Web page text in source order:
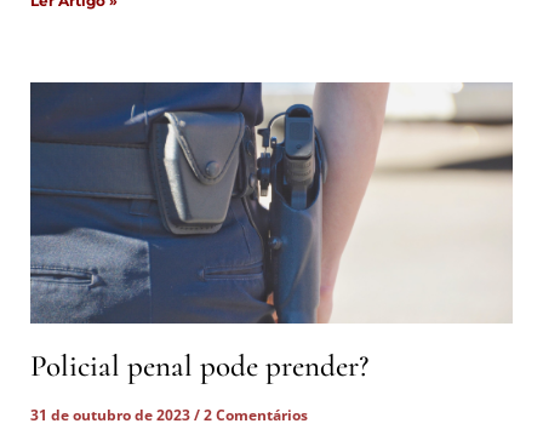
Policial penal pode prender?
31 de outubro de 2023 2 Comentários